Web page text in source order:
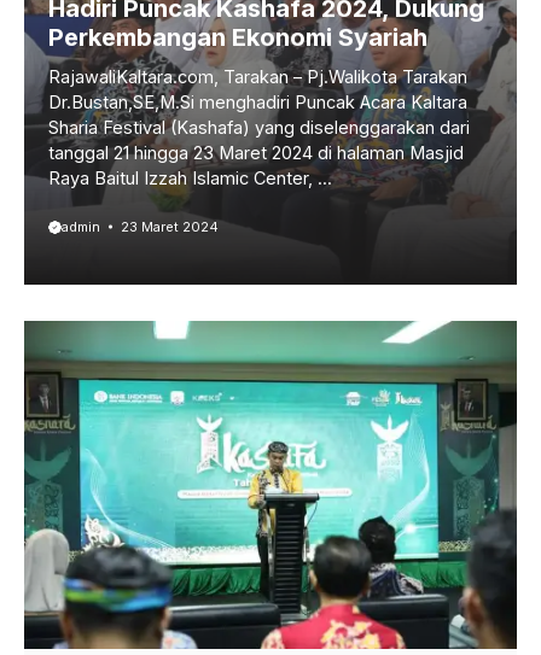
Hadiri Puncak Kashafa 2024, Dukung
Perkembangan Ekonomi Syariah
RajawaliKaltara.com, Tarakan – Pj.Walikota Tarakan
Dr.Bustan,SE,M.Si menghadiri Puncak Acara Kaltara
Sharia Festival (Kashafa) yang diselenggarakan dari
tanggal 21 hingga 23 Maret 2024 di halaman Masjid
Raya Baitul Izzah Islamic Center, ...
admin 23 Maret 2024